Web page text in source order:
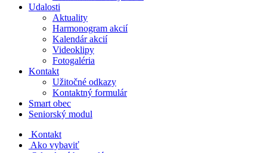
Udalosti
Aktuality
Harmonogram akcií
Kalendár akcií
Videoklipy
Fotogaléria
Kontakt
Užitočné odkazy
Kontaktný formulár
Smart obec
Seniorský modul
Kontakt
Ako vybaviť